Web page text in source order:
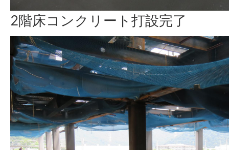
2階床コンクリート打設完了